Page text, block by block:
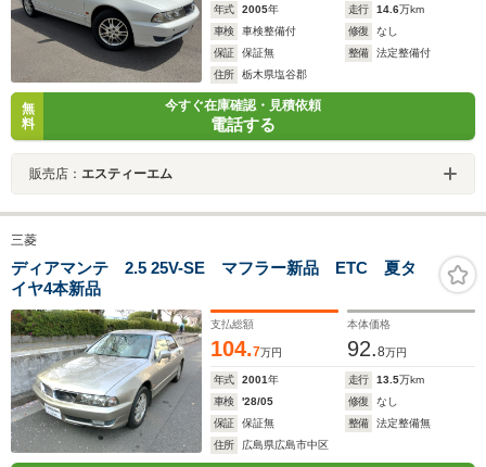
年式 2005年 走行 14.6万km
車検
車検整備付 修復
なし
保証
保証無 整備
法定整備付
住所
栃木県塩谷郡
無
料
今すぐ在庫確認・見積依頼
電話する
販売店： エスティーエム
三菱
ディアマンテ 2.5 25V-SE マフラー新品 ETC 夏タ
イヤ4本新品
支払総額
104.7万円
本体価格
92.8万円
年式 2001年 走行 13.5万km
車検
'28/05 修復
なし
保証
保証無 整備
法定整備無
住所
広島県広島市中区